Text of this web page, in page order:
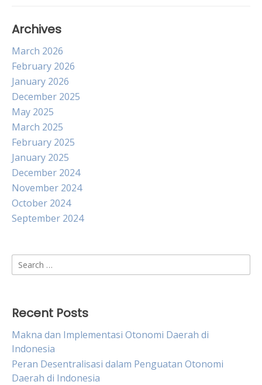
Archives
March 2026
February 2026
January 2026
December 2025
May 2025
March 2025
February 2025
January 2025
December 2024
November 2024
October 2024
September 2024
Search
for:
Recent Posts
Makna dan Implementasi Otonomi Daerah di
Indonesia
Peran Desentralisasi dalam Penguatan Otonomi
Daerah di Indonesia